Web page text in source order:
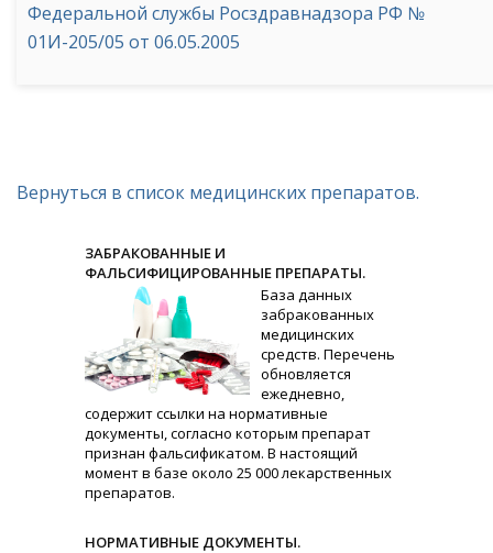
Федеральной службы Росздравнадзора РФ №
01И-205/05 от 06.05.2005
Вернуться в список медицинских препаратов.
ЗАБРАКОВАННЫЕ И
ФАЛЬСИФИЦИРОВАННЫЕ ПРЕПАРАТЫ.
База данных
забракованных
медицинских
средств. Перечень
обновляется
ежедневно,
содержит ссылки на нормативные
документы, согласно которым препарат
признан фальсификатом. В настоящий
момент в базе около 25 000 лекарственных
препаратов.
НОРМАТИВНЫЕ ДОКУМЕНТЫ.